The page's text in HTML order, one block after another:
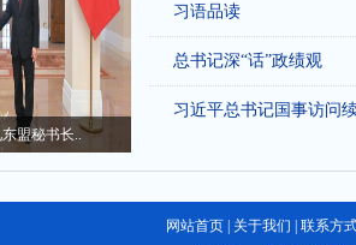
盟秘书长..
习语品读
总书记深“话”政绩观
习近平总书记国事访问
网站首页 | 关于我们 | 联系方